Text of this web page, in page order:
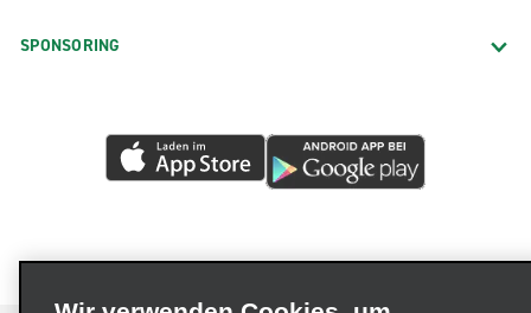
SPONSORING